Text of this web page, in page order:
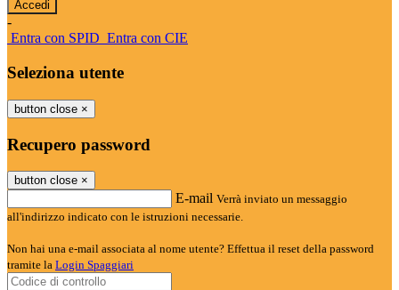
-
Entra con SPID Entra con CIE
Seleziona utente
button close ×
Recupero password
button close ×
E-mail Verrà inviato un messaggio
all'indirizzo indicato con le istruzioni necessarie.
Non hai una e-mail associata al nome utente? Effettua il reset della password
tramite la Login Spaggiari